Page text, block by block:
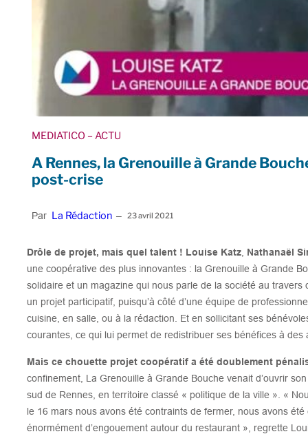
MEDIATICO – ACTU
A Rennes, la Grenouille à Grande
post-crise
Par La Rédaction – 23 avril 2021
Drôle de projet, mais quel talent ! Louise Katz Nathanaël
une coopérative des plus innovantes : la Grenouille à Grande
solidaire et un magazine qui nous parle de la société au travers
un projet participatif, puisqu’à côté d’une équipe de
cuisine, en salle, ou à la rédaction. Et en sollicitant ses
courantes, ce qui lui permet de redistribuer ses bénéfices à
Mais ce chouette projet coopératif a été doublement
confinement, La Grenouille à Grande Bouche venait d’ouvrir
sud de Rennes, en territoire classé « politique de la ville ». «
le 16 mars nous avons été contraints de fermer, nous avons
énormément d’engouement autour du restaurant », regrette